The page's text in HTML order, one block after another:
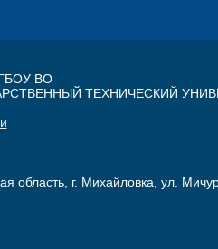
ВО
ТЕХНИЧЕСКИЙ
область, г. Михайловка, ул.